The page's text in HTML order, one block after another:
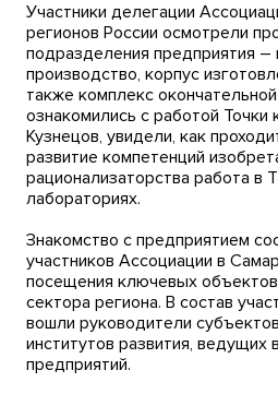
Участники делегации
регионов России осмотрели
подразделения предприятия –
производство, корпус
также комплекс
ознакомились с работой
Кузнецов, увидели, как
развитие компетенций
рационализаторства работа в
лабораториях.
Знакомство с предприятием
участников Ассоциации в
посещения ключевых
сектора региона. В состав
вошли руководители
институтов развития, ведущих
предприятий.